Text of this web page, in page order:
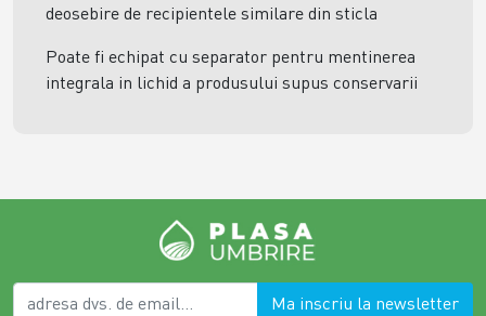
deosebire de recipientele similare din sticla
Poate fi echipat cu separator pentru mentinerea
integrala in lichid a produsului supus conservarii
Ma inscriu la newsletter